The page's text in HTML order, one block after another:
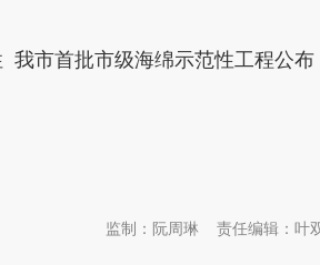
我市首批市级海绵示范性工程公布
责任编辑：叶
监制：阮周琳